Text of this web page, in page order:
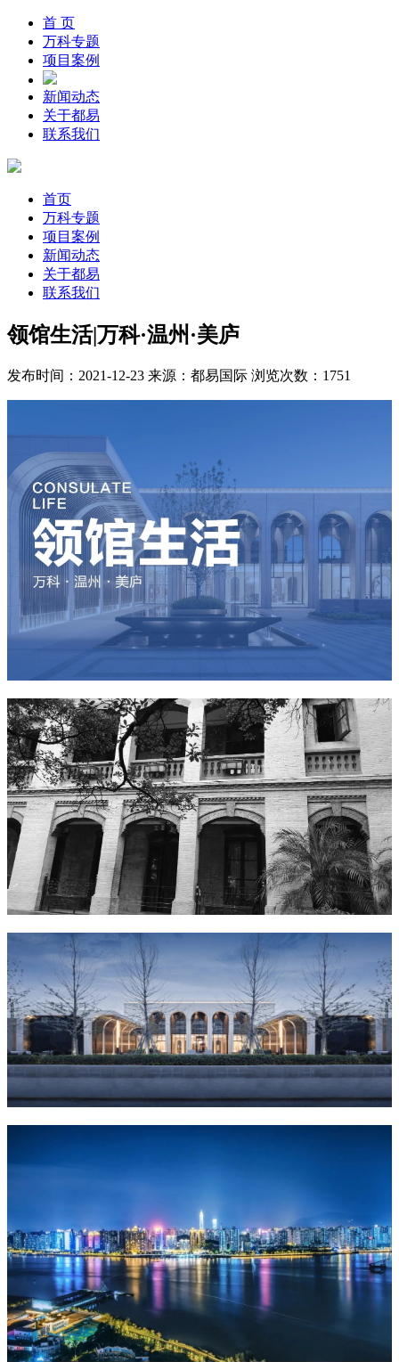
首 页
万科专题
项目案例
新闻动态
关于都易
联系我们
首页
万科专题
项目案例
新闻动态
关于都易
联系我们
领馆生活|万科·温州·美庐
发布时间：2021-12-23 来源：都易国际 浏览次数：1751